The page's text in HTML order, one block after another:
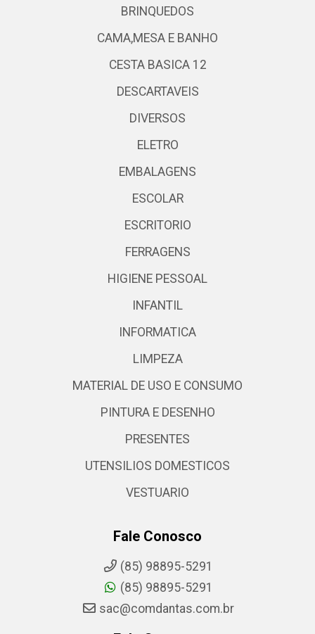
BRINQUEDOS
CAMA,MESA E BANHO
CESTA BASICA 12
DESCARTAVEIS
DIVERSOS
ELETRO
EMBALAGENS
ESCOLAR
ESCRITORIO
FERRAGENS
HIGIENE PESSOAL
INFANTIL
INFORMATICA
LIMPEZA
MATERIAL DE USO E CONSUMO
PINTURA E DESENHO
PRESENTES
UTENSILIOS DOMESTICOS
VESTUARIO
Fale Conosco
(85) 98895-5291
(85) 98895-5291
sac@comdantas.com.br